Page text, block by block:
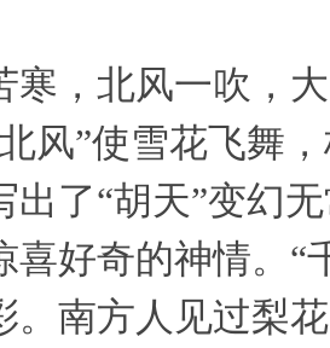
北风一吹，大
风”使雪花飞舞
出了“胡天”变幻
喜好奇的神情。“
。南方人见过梨